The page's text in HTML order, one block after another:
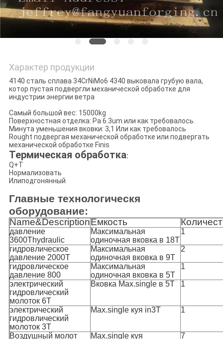
Характер продукции
4140 сталь сплава 34CrNiMo6 4340 выковала грубую вала,
котор пустая подвергли механической обработке для
индустрии энергии ветра
Самый большой вес: 15000kg
Поверхностная отделка: Ра 6.3um или как требовалось.
Минута уменьшения вковки: 3,1 Или как требовалось
Rought подвергая механической обработке или подвергать
механической обработке Finis
Термическая обработка:
Q+T
Нормализовать
Илиподгонянный
Главные технологическя
оборудование:
Name&DescriptionЕмкость
давление
3600Thydraulic
Максимальная
одиночная вковка в 18T
1
гидровлическое
давление 2000T
Максимальная
одиночная вковка в 9T
2
гидровлическое
давление 800
Максимальная
одиночная вковка в 5T
1
электрический
гидровлический
молоток 6T
Вковка Max.single в 5T 1
электрический
гидровлический
молоток 3T
Max.single куя in3T 1
Воздушный молот
Max.single куя
7